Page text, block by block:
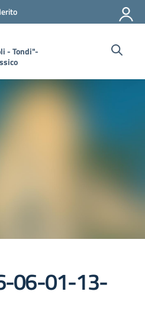
- Tondi"-
06-01-13-